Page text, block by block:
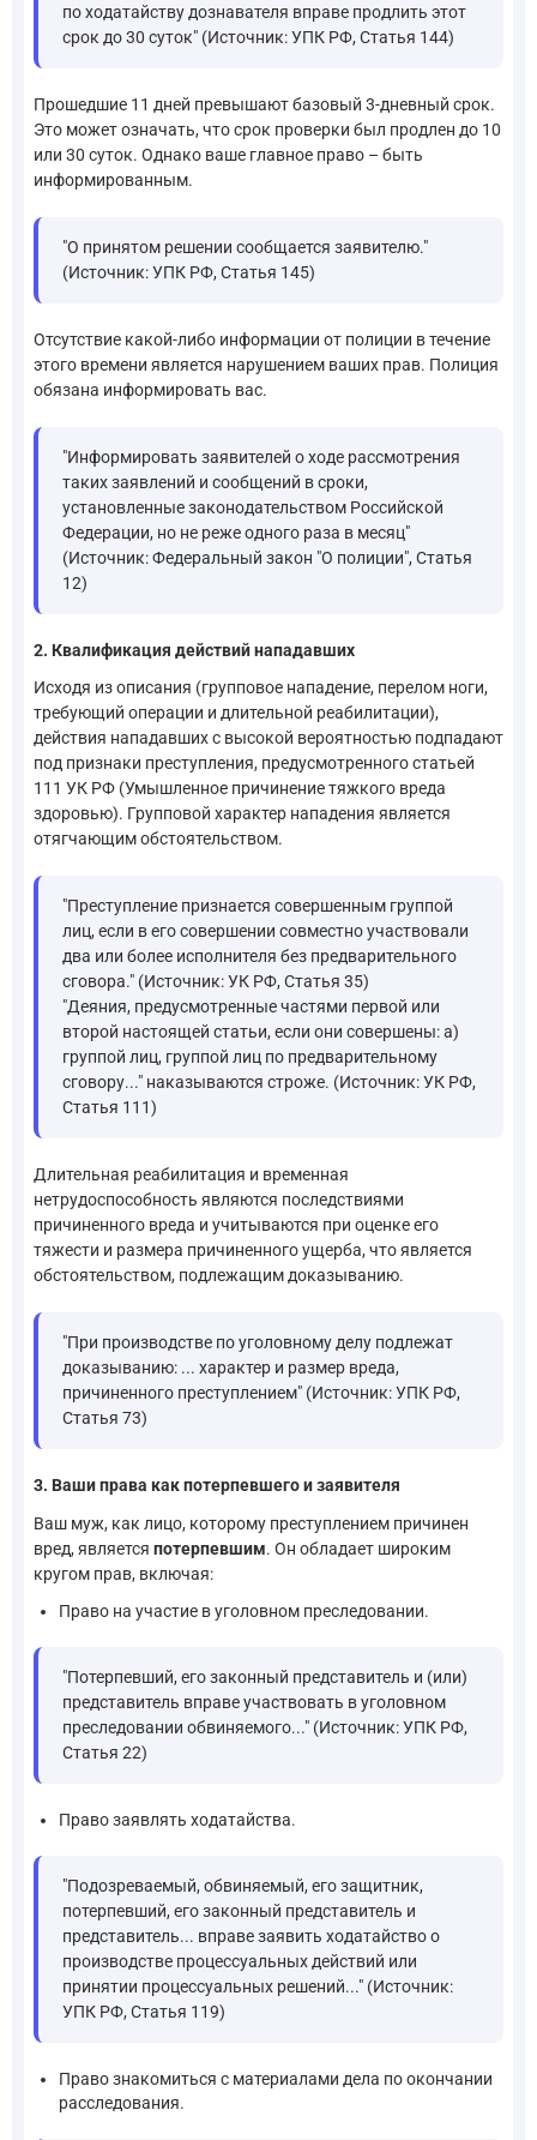
по ходатайству дознавателя вправе продлить этот
срок до 30 суток" (Источник: УПК РФ, Статья 144)
Прошедшие 11 дней превышают базовый 3-дневный срок.
Это может означать, что срок проверки был продлен до 10
или 30 суток. Однако ваше главное право – быть
информированным.
"О принятом решении сообщается заявителю."
(Источник: УПК РФ, Статья 145)
Отсутствие какой-либо информации от полиции в течение
этого времени является нарушением ваших прав. Полиция
обязана информировать вас.
"Информировать заявителей о ходе рассмотрения
таких заявлений и сообщений в сроки,
установленные законодательством Российской
Федерации, но не реже одного раза в месяц"
(Источник: Федеральный закон "О полиции", Статья
12)
2. Квалификация действий нападавших
Исходя из описания (групповое нападение, перелом ноги,
требующий операции и длительной реабилитации),
действия нападавших с высокой вероятностью подпадают
под признаки преступления, предусмотренного статьей
111 УК РФ (Умышленное причинение тяжкого вреда
здоровью). Групповой характер нападения является
отягчающим обстоятельством.
"Преступление признается совершенным группой
лиц, если в его совершении совместно участвовали
два или более исполнителя без предварительного
сговора." (Источник: УК РФ, Статья 35)
"Деяния, предусмотренные частями первой или
второй настоящей статьи, если они совершены: а)
группой лиц, группой лиц по предварительному
сговору..." наказываются строже. (Источник: УК РФ,
Статья 111)
Длительная реабилитация и временная
нетрудоспособность являются последствиями
причиненного вреда и учитываются при оценке его
тяжести и размера причиненного ущерба, что является
обстоятельством, подлежащим доказыванию.
"При производстве по уголовному делу подлежат
доказыванию: ... характер и размер вреда,
причиненного преступлением" (Источник: УПК РФ,
Статья 73)
3. Ваши права как потерпевшего и заявителя
Ваш муж, как лицо, которому преступлением причинен
вред, является потерпевшим. Он обладает широким
кругом прав, включая:
Право на участие в уголовном преследовании.
"Потерпевший, его законный представитель и (или)
представитель вправе участвовать в уголовном
преследовании обвиняемого..." (Источник: УПК РФ,
Статья 22)
Право заявлять ходатайства.
"Подозреваемый, обвиняемый, его защитник,
потерпевший, его законный представитель и
представитель... вправе заявить ходатайство о
производстве процессуальных действий или
принятии процессуальных решений..." (Источник:
УПК РФ, Статья 119)
Право знакомиться с материалами дела по окончании
расследования.